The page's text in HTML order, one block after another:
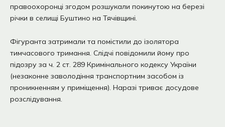
правоохоронці згодом розшукали покинутою на березі
річки в селищі Буштино на Тячівщині.
Фігуранта затримали та помістили до ізолятора
тимчасового тримання. Слідчі повідомили йому про
підозру за ч. 2 ст. 289 Кримінального кодексу України
(незаконне заволодіння транспортним засобом із
проникненням у приміщення). Наразі триває досудове
розслідування.